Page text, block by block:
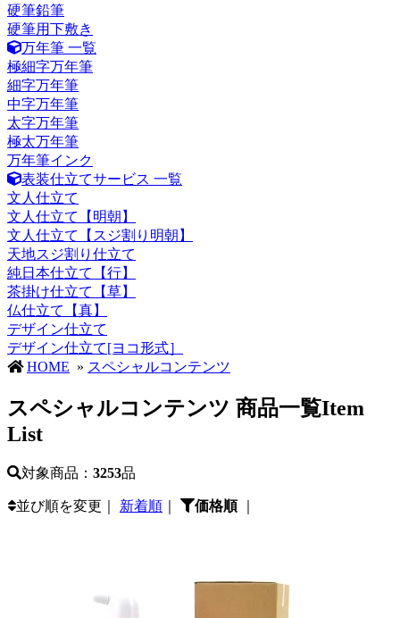
硬筆鉛筆
硬筆用下敷き
万年筆 一覧
極細字万年筆
細字万年筆
中字万年筆
太字万年筆
極太万年筆
万年筆インク
表装仕立てサービス 一覧
文人仕立て
文人仕立て【明朝】
文人仕立て【スジ割り明朝】
天地スジ割り仕立て
純日本仕立て【行】
茶掛け仕立て【草】
仏仕立て【真】
デザイン仕立て
デザイン仕立て[ヨコ形式］
HOME » スペシャルコンテンツ
スペシャルコンテンツ 商品一覧Item
List
対象商品： 3253品
並び順を変更｜ 新着順 価格順｜